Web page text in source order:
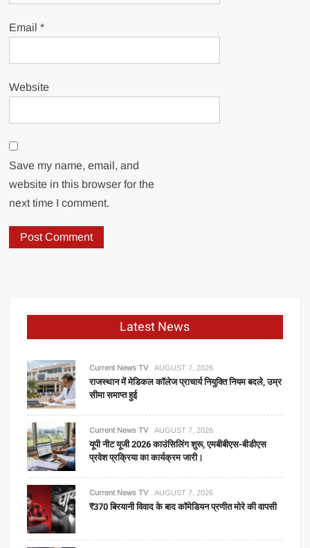
Email*
Website
Save my name, email, and
website in this browser for the
next time I comment.
Latest News
Current News TV AUGUST 7, 2026
राजस्थान में मेडिकल कॉलेज प्राचार्य नियुक्ति नियम बदले, उम्र
सीमा समाप्त हुई
Current News TV AUGUST 7, 2026
यूपी नीट यूजी 2026 काउंसिलिंग शुरू, एमबीबीएस-बीडीएस
प्रवेश प्रक्रिया का कार्यक्रम जारी।
Current News TV AUGUST 7, 2026
₹370 बिरयानी विवाद के बाद कॉमेडियन प्रणीत मोरे की वापसी